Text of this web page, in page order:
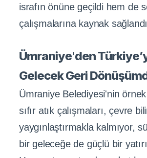
israfın önüne geçildi hem de
çalışmalarına kaynak
Ümraniye'den
Gelecek Geri
Ümraniye Belediyesi'nin
sıfır atık çalışmaları, çevre
yaygınlaştırmakla kalmıyor,
bir geleceğe de güçlü bir